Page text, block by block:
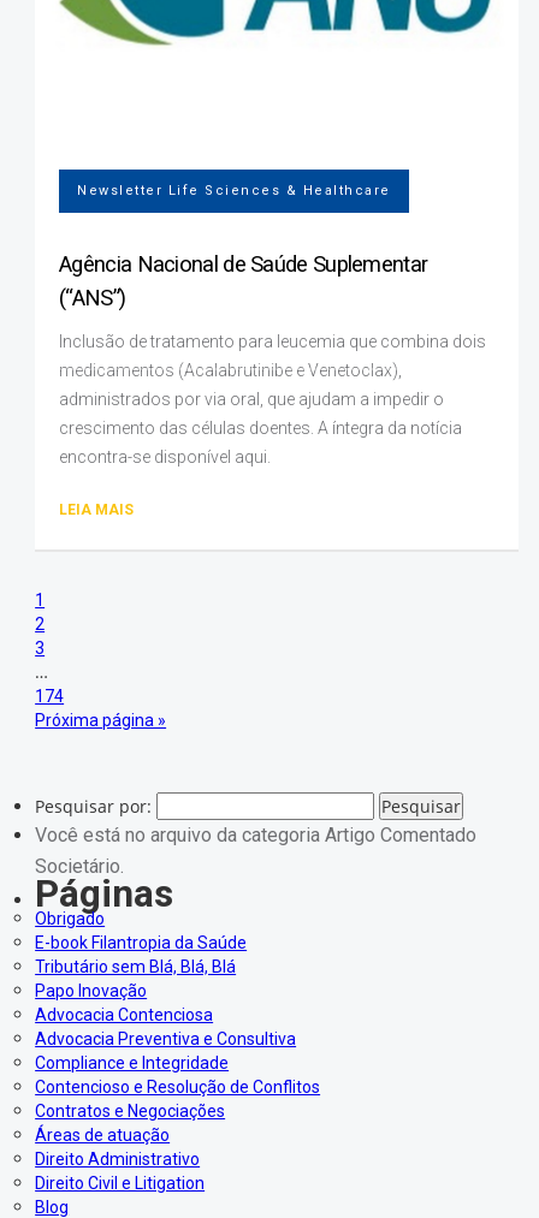
Newsletter Life Sciences & Healthcare
Agência Nacional de Saúde Suplementar
(“ANS”)
Inclusão de tratamento para leucemia que combina dois
medicamentos (Acalabrutinibe e Venetoclax),
administrados por via oral, que ajudam a impedir o
crescimento das células doentes. A íntegra da notícia
encontra-se disponível aqui.
LEIA MAIS
1
2
3
…
174
Próxima página »
Pesquisar por:
Você está no arquivo da categoria Artigo Comentado
Societário.
Páginas
Obrigado
E-book Filantropia da Saúde
Tributário sem Blá, Blá, Blá
Papo Inovação
Advocacia Contenciosa
Advocacia Preventiva e Consultiva
Compliance e Integridade
Contencioso e Resolução de Conflitos
Contratos e Negociações
Áreas de atuação
Direito Administrativo
Direito Civil e Litigation
Blog